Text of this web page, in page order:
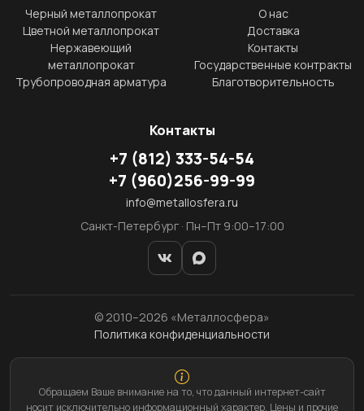
Черный металлопрокат
Цветной металлопрокат
Нержавеющий
металлопрокат
Трубопроводная арматура
О нас
Доставка
Контакты
Государственные контракты
Благотворительность
Контакты
+7 (812) 333-54-54
+7 (960)256-99-99
info@metallosfera.ru
Санкт-Петербург · Пн–Пт 9:00–17:00
© 2010–2026 «Металлосфера»
Политика конфиденциальности
Обращаем Ваше внимание на то, что данный интернет-сайт
носит исключительно информационный характер. Цены и прочие